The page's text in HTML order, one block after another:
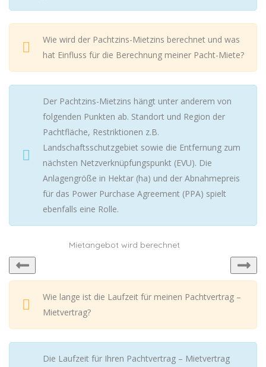
Wie wird der Pachtzins-Mietzins berechnet und was
hat Einfluss für die Berechnung meiner Pacht-Miete?
Der Pachtzins-Mietzins hängt unter anderem von
folgenden Punkten ab. Standort und Region der
Pachtfläche, Restriktionen z.B.
Landschaftsschutzgebiet sowie die Entfernung zum
nächsten Netzverknüpfungspunkt (EVU). Die
Anlagengröße in Hektar (ha) und der Abnahmepreis
für das Power Purchase Agreement (PPA) spielt
ebenfalls eine Rolle.
Mietangebot wird berechnet
Wie lange ist die Laufzeit für meinen Pachtvertrag –
Mietvertrag?
Die Laufzeit für Ihren Pachtvertrag – Mietvertrag